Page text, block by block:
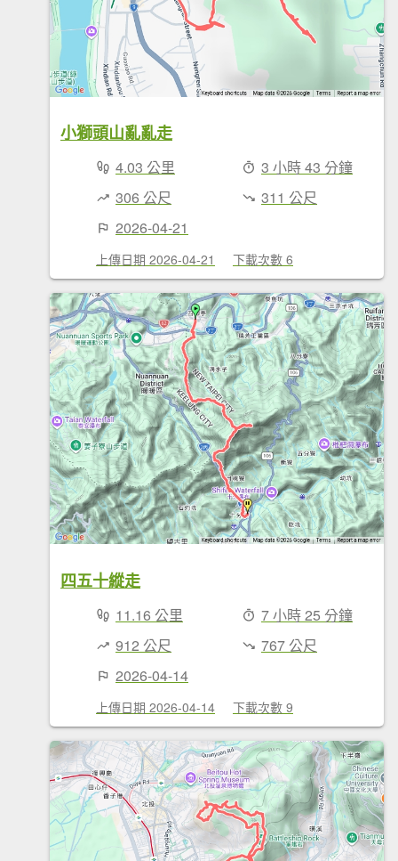
小獅頭山亂亂走
4.03 公里
3 小時 43 分鐘
306 公尺
311 公尺
2026-04-21
上傳日期 2026-04-21 下載次數 6
四五十縱走
11.16 公里
7 小時 25 分鐘
912 公尺
767 公尺
2026-04-14
上傳日期 2026-04-14 下載次數 9